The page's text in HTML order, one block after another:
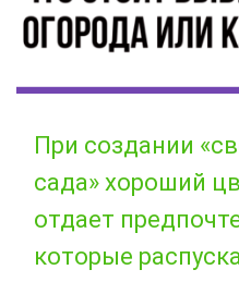
При создании
сада» хороший
отдает
которые